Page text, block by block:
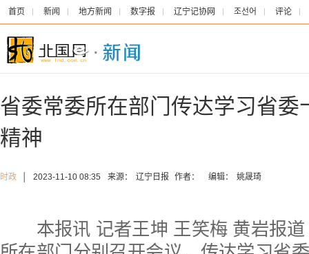
首页 新闻 地方新闻 数字报 辽宁记协网 조선어 评论
省委常委所在部门传达学习省委
精神
时政 2023-11-10 08:35 来源： 辽宁日报 作者： 编辑： 姚晟琦
本报讯 记者王坤 王笑梅 黄岩报道